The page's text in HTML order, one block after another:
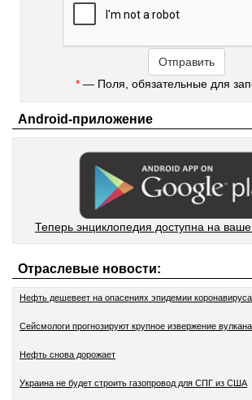
* — Поля, обязательные для
Android-приложение
Теперь энциклопедия доступна на
Отраслевые новости:
Нефть дешевеет на опасениях эпидемии коронавируса
Сейсмологи прогнозируют крупное извержение
Нефть снова дорожает
Украина не будет строить газопровод для СПГ из США